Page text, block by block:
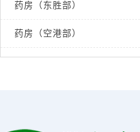
药房（东胜部）
药房（空港部）